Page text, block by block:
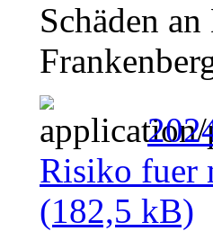
Schäden
Risiko fuer
(182,5 kB)